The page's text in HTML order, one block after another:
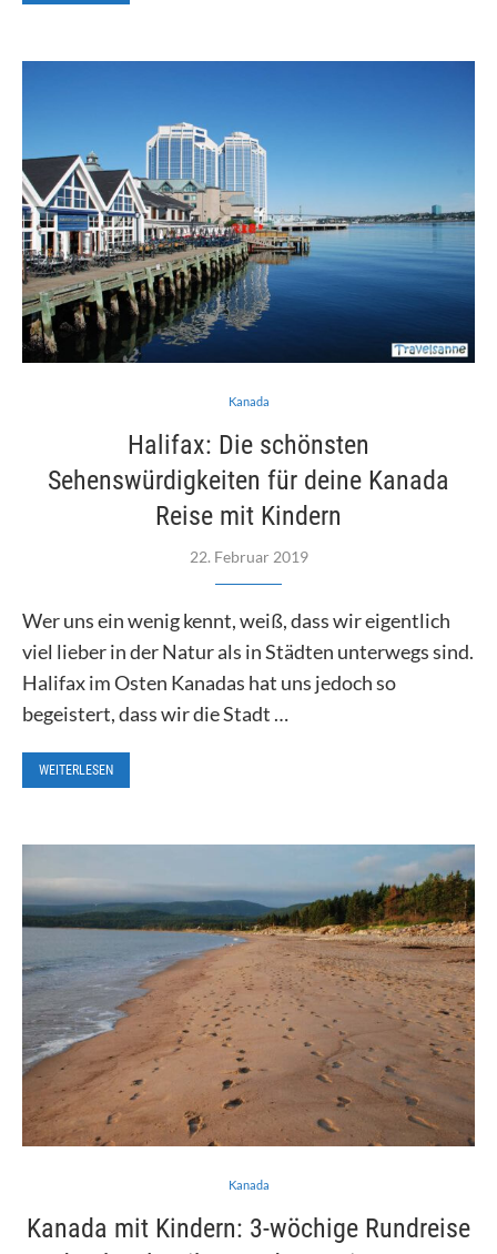
Kanada
Halifax: Die schönsten
Sehenswürdigkeiten für deine Kanada
Reise mit Kindern
22. Februar 2019
Wer uns ein wenig kennt, weiß, dass wir eigentlich
viel lieber in der Natur als in Städten unterwegs sind.
Halifax im Osten Kanadas hat uns jedoch so
begeistert, dass wir die Stadt …
WEITERLESEN
Kanada
Kanada mit Kindern: 3-wöchige Rundreise